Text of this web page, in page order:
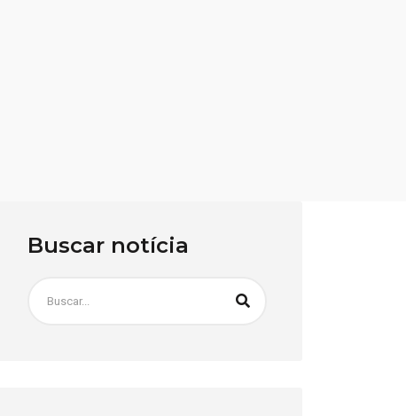
Buscar notícia